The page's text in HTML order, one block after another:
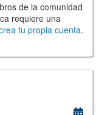
de la comunidad
requiere una
tu propia cuenta.